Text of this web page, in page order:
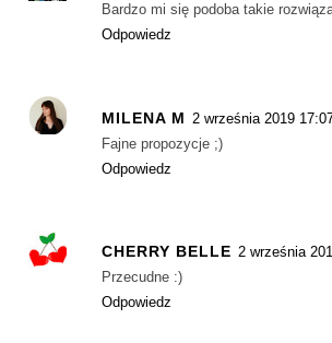
Bardzo mi się podoba takie
Odpowiedz
MILENA M 2 września 2019
Fajne propozycje ;)
Odpowiedz
CHERRY BELLE 2 września
Przecudne :)
Odpowiedz